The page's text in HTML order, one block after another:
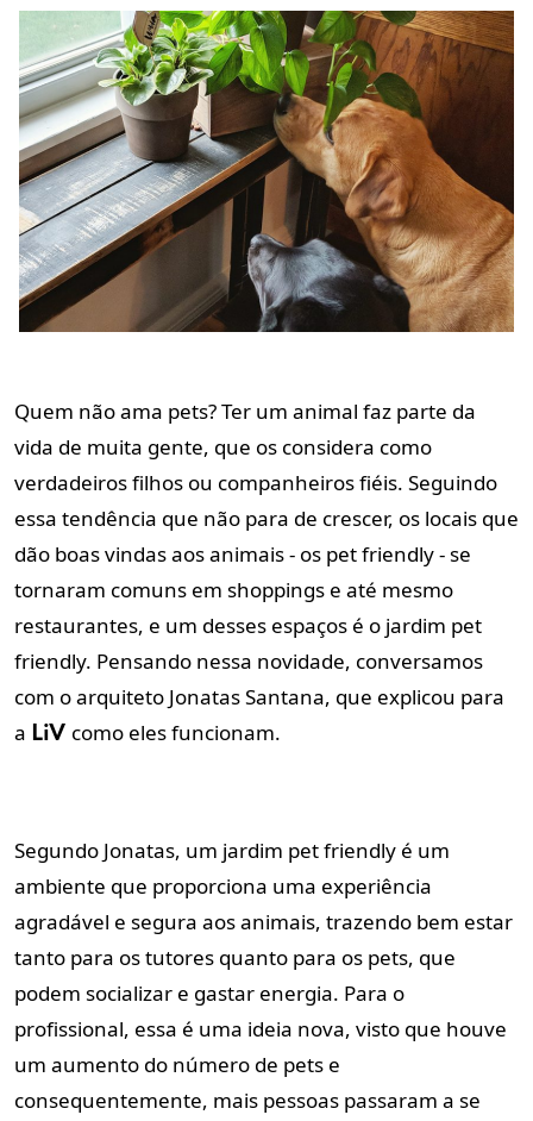
Quem não ama pets? Ter um animal faz parte da
vida de muita gente, que os considera como
verdadeiros filhos ou companheiros fiéis. Seguindo
essa tendência que não para de crescer, os locais que
dão boas vindas aos animais - os pet friendly - se
tornaram comuns em shoppings e até mesmo
restaurantes, e um desses espaços é o jardim pet
friendly. Pensando nessa novidade, conversamos
com o arquiteto Jonatas Santana, que explicou para
a LiV como eles funcionam.
Segundo Jonatas, um jardim pet friendly é um
ambiente que proporciona uma experiência
agradável e segura aos animais, trazendo bem estar
tanto para os tutores quanto para os pets, que
podem socializar e gastar energia. Para o
profissional, essa é uma ideia nova, visto que houve
um aumento do número de pets e
consequentemente, mais pessoas passaram a se